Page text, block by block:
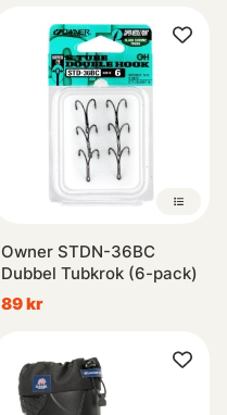
Owner STDN-36BC
Dubbel Tubkrok (6-pack)
89 kr